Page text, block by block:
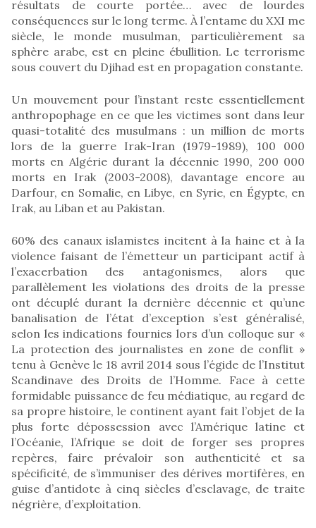
résultats de courte portée… avec de lourdes
conséquences sur le long terme. À l’entame du XXI me
siècle, le monde musulman, particulièrement sa
sphère arabe, est en pleine ébullition. Le terrorisme
sous couvert du Djihad est en propagation constante.
Un mouvement pour l’instant reste essentiellement
anthropophage en ce que les victimes sont dans leur
quasi-totalité des musulmans : un million de morts
lors de la guerre Irak-Iran (1979-1989), 100 000
morts en Algérie durant la décennie 1990, 200 000
morts en Irak (2003-2008), davantage encore au
Darfour, en Somalie, en Libye, en Syrie, en Égypte, en
Irak, au Liban et au Pakistan.
60% des canaux islamistes incitent à la haine et à la
violence faisant de l’émetteur un participant actif à
l’exacerbation des antagonismes, alors que
parallèlement les violations des droits de la presse
ont décuplé durant la dernière décennie et qu’une
banalisation de l’état d’exception s’est généralisé,
selon les indications fournies lors d’un colloque sur «
La protection des journalistes en zone de conflit »
tenu à Genève le 18 avril 2014 sous l’égide de l’Institut
Scandinave des Droits de l’Homme. Face à cette
formidable puissance de feu médiatique, au regard de
sa propre histoire, le continent ayant fait l’objet de la
plus forte dépossession avec l’Amérique latine et
l’Océanie, l’Afrique se doit de forger ses propres
repères, faire prévaloir son authenticité et sa
spécificité, de s’immuniser des dérives mortifères, en
guise d’antidote à cinq siècles d’esclavage, de traite
négrière, d’exploitation.